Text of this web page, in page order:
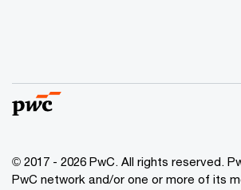
© 2017 - 2026 PwC. All rights reserved.
PwC network and/or one or more of its